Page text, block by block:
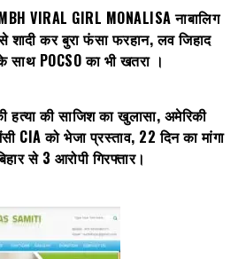
VIRAL GIRL MONALISA नाबालिग
शादी कर बुरा फंसा फरहान, लव जिहाद
साथ POCSO का भी खतरा ।
हत्या की साजिश का खुलासा, अमेरिकी
CIA को भेजा प्रस्ताव, 22 दिन का मांगा
से 3 आरोपी गिरफ्तार।